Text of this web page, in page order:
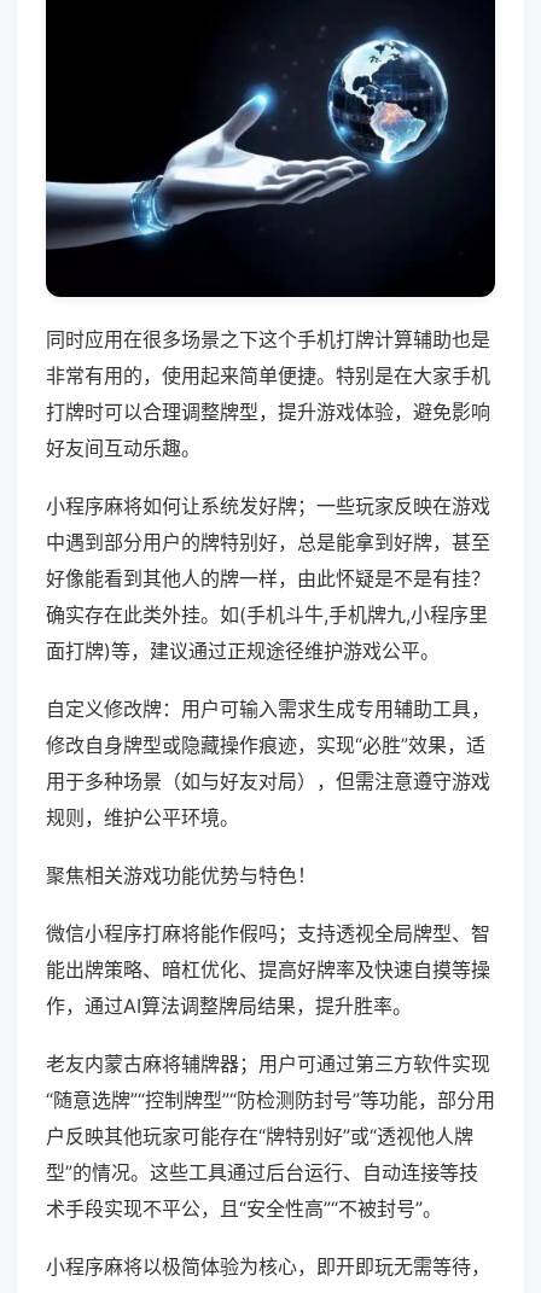
同时应用在很多场景之下这个手机打牌计算辅助也是
非常有用的，使用起来简单便捷。特别是在大家手机
打牌时可以合理调整牌型，提升游戏体验，避免影响
好友间互动乐趣。
小程序麻将如何让系统发好牌；一些玩家反映在游戏
中遇到部分用户的牌特别好，总是能拿到好牌，甚至
好像能看到其他人的牌一样，由此怀疑是不是有挂？
确实存在此类外挂。如(手机斗牛,手机牌九,小程序里
面打牌)等，建议通过正规途径维护游戏公平。
自定义修改牌：用户可输入需求生成专用辅助工具，
修改自身牌型或隐藏操作痕迹，实现“必胜”效果，适
用于多种场景（如与好友对局），但需注意遵守游戏
规则，维护公平环境。
聚焦相关游戏功能优势与特色！
微信小程序打麻将能作假吗；支持透视全局牌型、智
能出牌策略、暗杠优化、提高好牌率及快速自摸等操
作，通过AI算法调整牌局结果，提升胜率。
老友内蒙古麻将辅牌器；用户可通过第三方软件实现
“随意选牌”“控制牌型”“防检测防封号”等功能，部分用
户反映其他玩家可能存在“牌特别好”或“透视他人牌
型”的情况。这些工具通过后台运行、自动连接等技
术手段实现不平公，且“安全性高”“不被封号”。
小程序麻将以极简体验为核心，即开即玩无需等待，